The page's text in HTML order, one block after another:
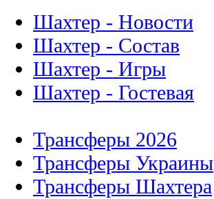
Шахтер - Новости
Шахтер - Состав
Шахтер - Игры
Шахтер - Гостевая
Трансферы 2026
Трансферы Украины
Трансферы Шахтера